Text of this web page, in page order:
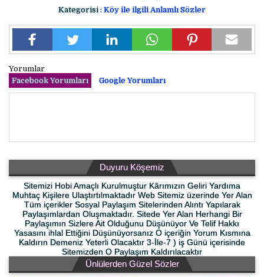
Kategorisi : Köy ile ilgili Anlamlı Sözler
Yorumlar
Facebook Yorumları
Google Yorumları
Duyuru Köşemiz
Sitemizi Hobi Amaçlı Kurulmuştur Kârımızın Geliri Yardıma
Muhtaç Kişilere Ulaştırtılmaktadır Web Sitemiz üzerinde Yer Alan
Tüm içerikler Sosyal Paylaşım Sitelerinden Alıntı Yapılarak
Paylaşımlardan Oluşmaktadır. Sitede Yer Alan Herhangi Bir
Paylaşımın Sizlere Ait Olduğunu Düşünüyor Ve Telif Hakkı
Yasasını ihlal Ettiğini Düşünüyorsanız O içeriğin Yorum Kısmına
Kaldırın Demeniz Yeterli Olacaktır 3-İle-7 ) iş Günü içerisinde
Sitemizden O Paylaşım Kaldırılacaktır
Ünlülerden Güzel Sözler